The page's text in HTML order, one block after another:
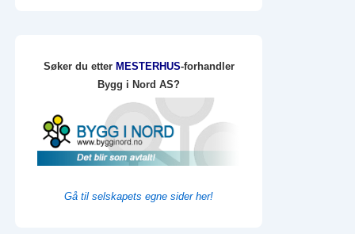
Søker du etter MESTERHUS-forhandler
Bygg i Nord AS?
Gå til selskapets egne sider her!